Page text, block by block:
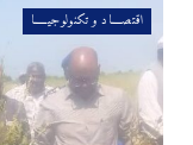
اقتصــــاد و تكنولوجيـــــا